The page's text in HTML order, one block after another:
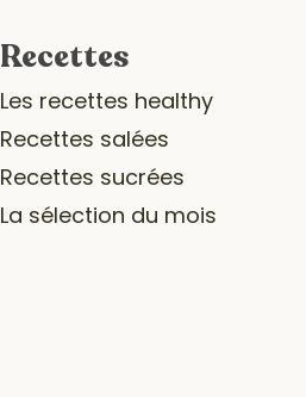
Recettes
Les recettes healthy
Recettes salées
Recettes sucrées
La sélection du mois